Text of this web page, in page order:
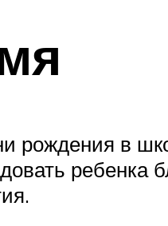
рождения в
ребенка